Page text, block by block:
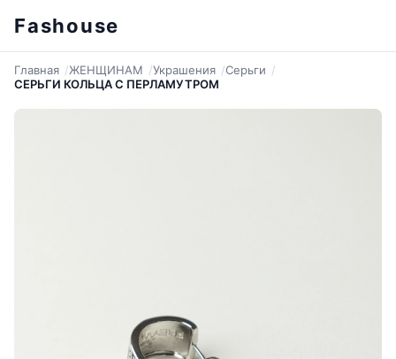
Fashouse
Главная ЖЕНЩИНАМ Украшения
Серьги
СЕРЬГИ КОЛЬЦА С ПЕРЛАМУТРОМ